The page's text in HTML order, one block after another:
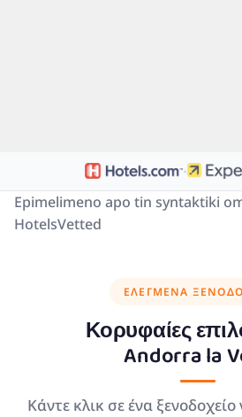
·
Epimelimeno apo tin syntaktiki
HotelsVetted
ΕΛΕΓΜΈΝΑ
Κορυφαίες
Andorra la
Κάντε κλικ σε ένα ξενοδοχείο